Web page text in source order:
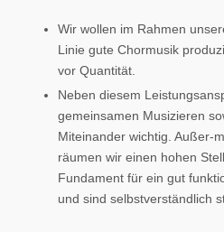
Wir wollen im Rahmen
Linie gute Chormusik
vor Quantität.
Neben diesem
gemeinsamen Musizieren
Miteinander wichtig. Außer-
räumen wir einen hohen
Fundament für ein gut
und sind selbstverständlich